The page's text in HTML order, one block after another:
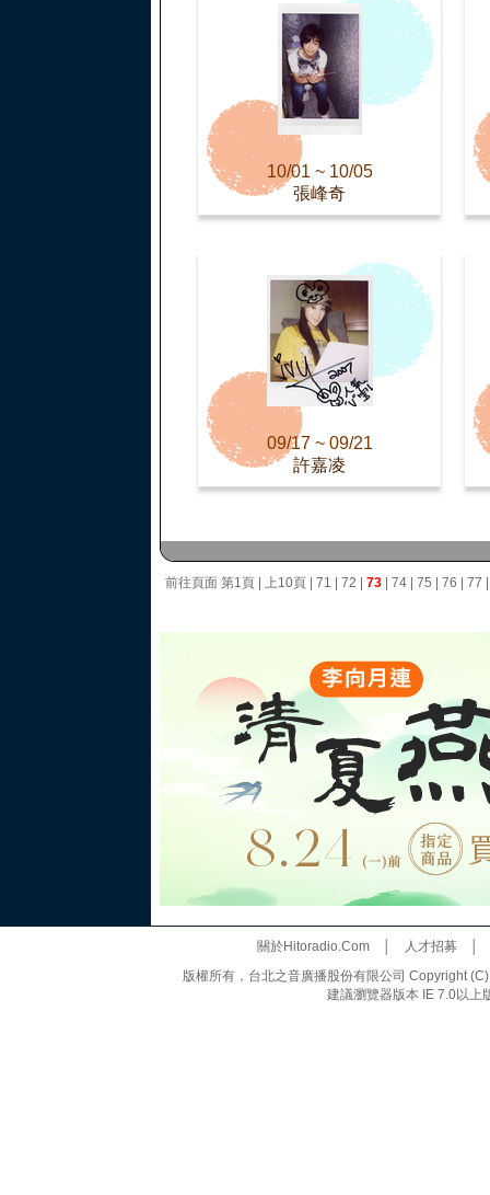
10/01 ~ 10/05
張峰奇
09/17 ~ 09/21
許嘉凌
前往頁面 第1頁 上10頁 71 72 73 74 75 76 77
關於Hitoradio.Com│ 人才招募
版權所有，台北之音廣播股份有限公司 Copyright
建議瀏覽器版本 IE 7.0以上